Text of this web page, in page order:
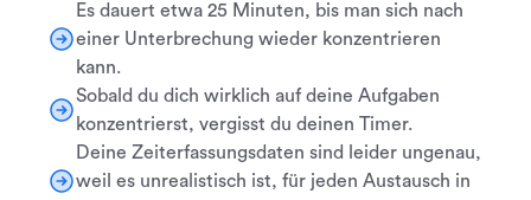
Es dauert etwa 25 Minuten, bis man sich nach
einer Unterbrechung wieder konzentrieren
kann.
Sobald du dich wirklich auf deine Aufgaben
konzentrierst, vergisst du deinen Timer.
Deine Zeiterfassungsdaten sind leider ungenau,
weil es unrealistisch ist, für jeden Austausch in